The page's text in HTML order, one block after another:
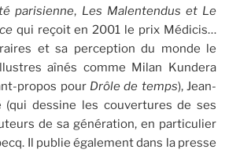
parisienne, Les Malentendus et Le
qui reçoit en 2001 le prix Médicis…
et sa perception du monde le
aînés comme Milan Kundera
propos pour Drôle de temps), Jean-
(qui dessine les couvertures de ses
de sa génération, en particulier
Il publie également dans la presse